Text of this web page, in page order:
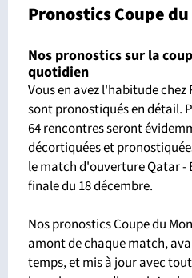
Pronostics Coupe
Nos pronostics sur la
quotidien
Vous en avez l'habitude
sont pronostiqués en détail.
64 rencontres seront
décortiquées et
le match d'ouverture Qatar -
finale du 18 décembre.
Nos pronostics Coupe du
amont de chaque match,
temps, et mis à jour avec